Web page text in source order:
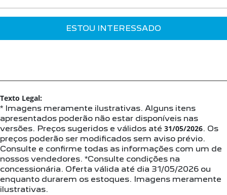
ESTOU INTERESSADO
Texto Legal:
* Imagens meramente ilustrativas. Alguns itens
apresentados poderão não estar disponíveis nas
versões. Preços sugeridos e válidos até 31/05/2026. Os
preços poderão ser modificados sem aviso prévio.
Consulte e confirme todas as informações com um de
nossos vendedores. *Consulte condições na
concessionária. Oferta válida até dia 31/05/2026 ou
enquanto durarem os estoques. Imagens meramente
ilustrativas.